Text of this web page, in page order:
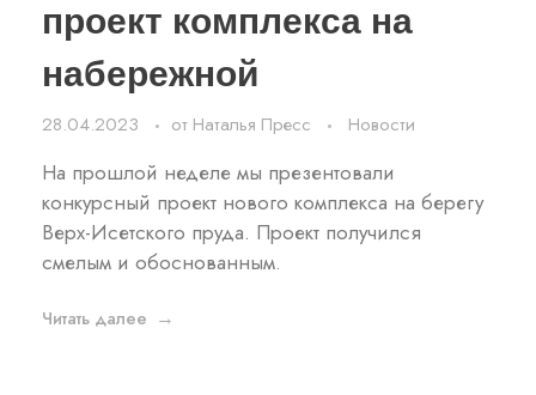
проект комплекса на
набережной
28.04.2023 от Наталья Пресс Новости
На прошлой неделе мы презентовали
конкурсный проект нового комплекса на берегу
Верх-Исетского пруда. Проект получился
смелым и обоснованным.
Читать далее